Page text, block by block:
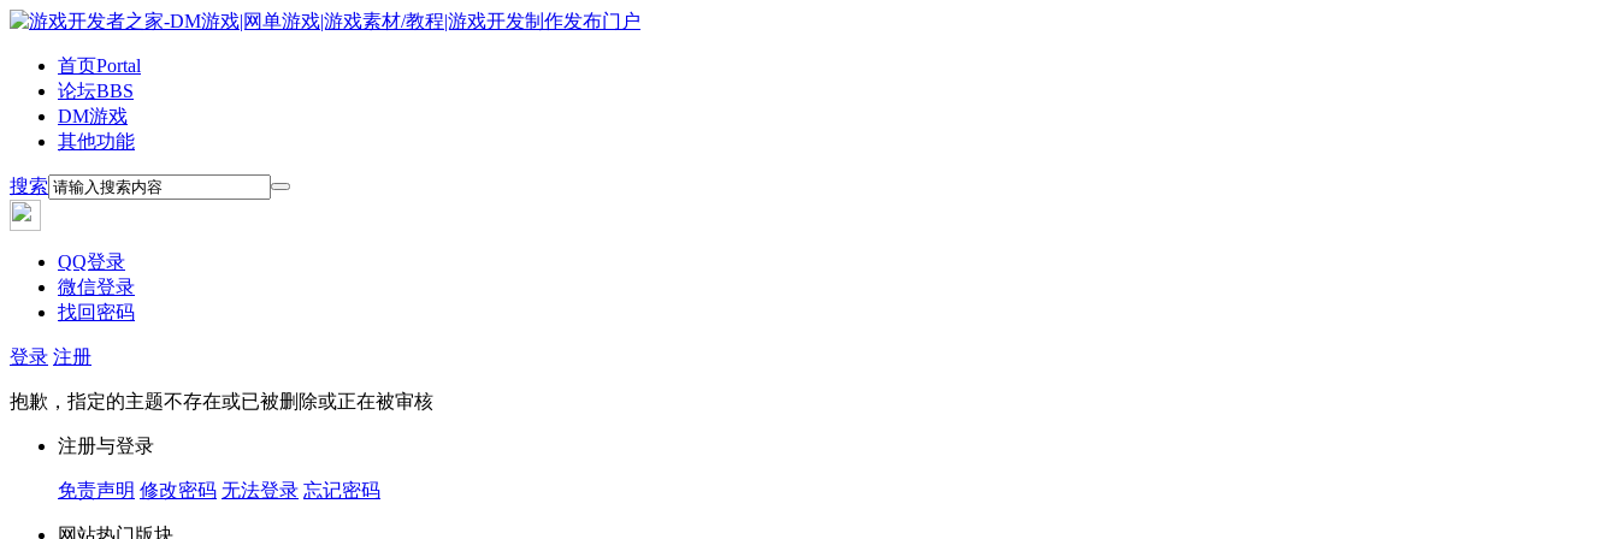
首页Portal
论坛BBS
DM游戏
其他功能
搜索
QQ登录
微信登录
找回密码
登录 注册
抱歉，指定的主题不存在或已被删除或正在被审核
注册与登录
免责声明 修改密码 无法登录 忘记密码
网站热门版块